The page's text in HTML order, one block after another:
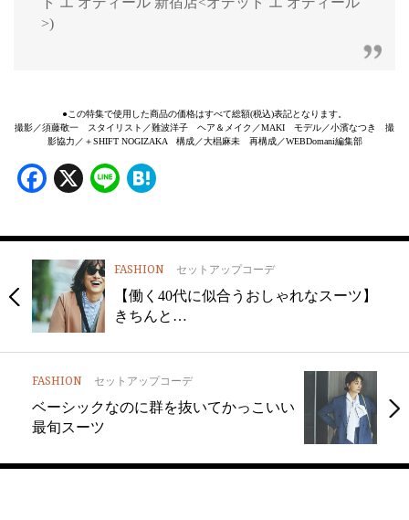
>)
●この特集で使用した商品の価格はすべて総額(税込)表記となります。
撮影／須藤敬一 スタイリスト／難波洋子 ヘア＆メイク／MAKI モデル／小濱なつき 撮
影協力／＋SHIFT NOGIZAKA 構成／大椙麻未 再構成／WEBDomani編集部
Facebook
X Line
FASHION セットアップコーデ
【働く40代に似合うおしゃれなスーツ】
きちんと…
FASHION セットアップコーデ
ベーシックなのに群を抜いてかっこいい
最旬スーツ